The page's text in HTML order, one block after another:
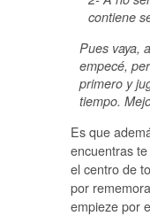
contiene
Pues vaya,
empecé,
primero y
tiempo.
Es que
encuentras
el centro de
por
empieze por